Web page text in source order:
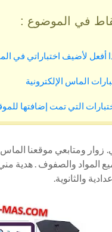
في الموضوع :
أفعل لأضيف اختباراتي في
الماس الإلكترونية
التي تمت إضافتها
زوار ومتابعي موقعنا
المواد والصفوف . هدية
والثانوية.